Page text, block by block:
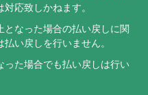
応致しかねます。
となった場合の払い戻しに関
い戻しを行いません。
た場合でも払い戻しは行い